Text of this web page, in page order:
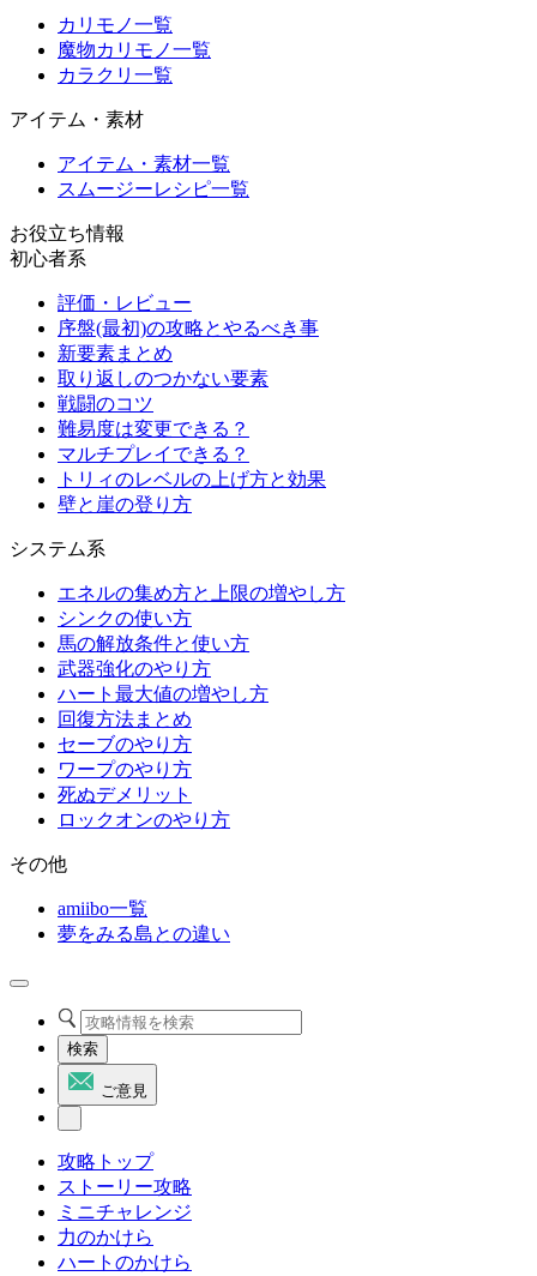
カリモノ一覧
魔物カリモノ一覧
カラクリ一覧
アイテム・素材
アイテム・素材一覧
スムージーレシピ一覧
お役立ち情報
初心者系
評価・レビュー
序盤(最初)の攻略とやるべき事
新要素まとめ
取り返しのつかない要素
戦闘のコツ
難易度は変更できる？
マルチプレイできる？
トリィのレベルの上げ方と効果
壁と崖の登り方
システム系
エネルの集め方と上限の増やし方
シンクの使い方
馬の解放条件と使い方
武器強化のやり方
ハート最大値の増やし方
回復方法まとめ
セーブのやり方
ワープのやり方
死ぬデメリット
ロックオンのやり方
その他
amiibo一覧
夢をみる島との違い
検索
ご意見
攻略トップ
ストーリー攻略
ミニチャレンジ
力のかけら
ハートのかけら